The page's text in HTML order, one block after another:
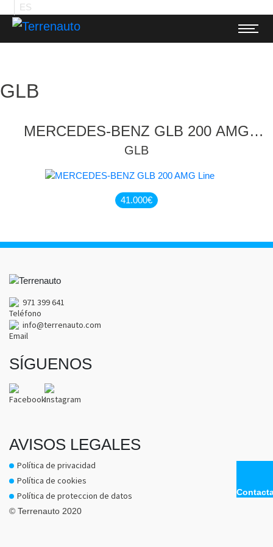
ES
GLB
MERCEDES-BENZ GLB 200 AMG
Line
GLB
41.000€
971 399 641
info@terrenauto.com
SÍGUENOS
AVISOS LEGALES
Política de privacidad
Política de cookies
Política de proteccion de datos
© Terrenauto 2020